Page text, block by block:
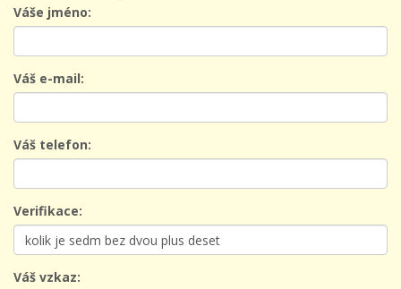
Váše jméno:
Váš e-mail:
Váš telefon:
Verifikace:
Váš vzkaz: